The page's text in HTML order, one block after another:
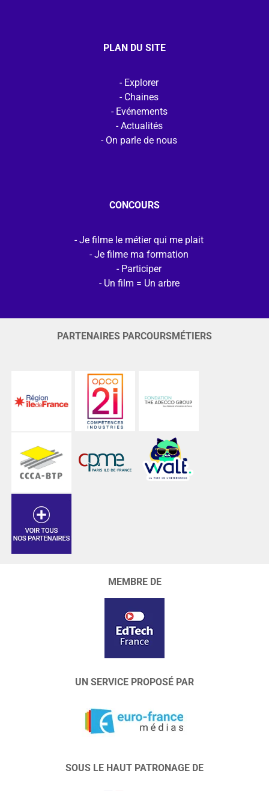
PLAN DU SITE
Explorer
Chaines
Evénements
Actualités
On parle de nous
CONCOURS
Je filme le métier qui me plait
Je filme ma formation
Participer
Un film = Un arbre
PARTENAIRES PARCOURSMÉTIERS
MEMBRE DE
UN SERVICE PROPOSÉ PAR
SOUS LE HAUT PATRONAGE DE